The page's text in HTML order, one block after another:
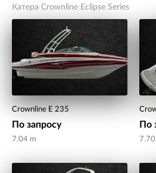
Катера Crownline Eclipse Series
Crownline E 235
По запросу
7.04 m
По